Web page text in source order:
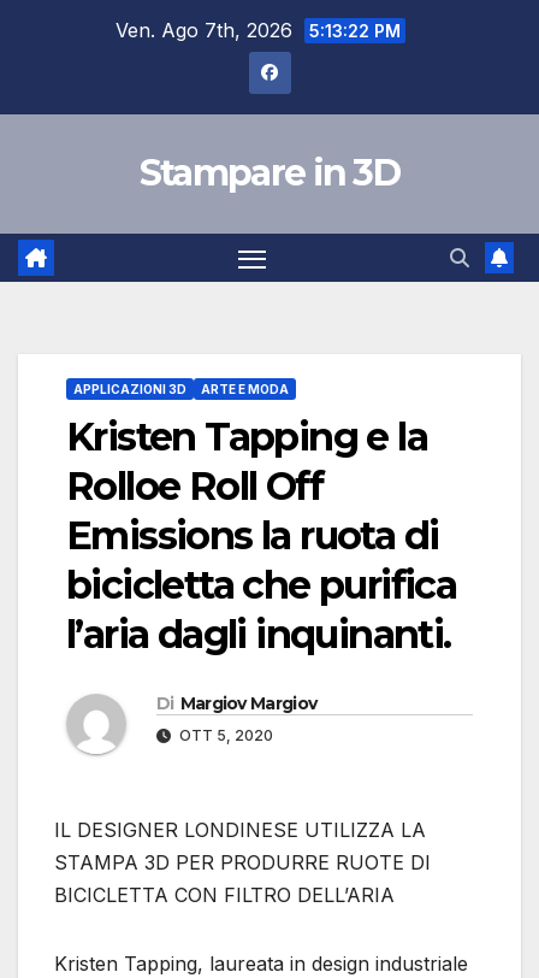
Ven. Ago 7th, 2026 5:13:23 PM
Stampare in 3D
APPLICAZIONI 3D ARTE E MODA
Kristen Tapping e la
Rolloe Roll Off
Emissions la ruota di
bicicletta che purifica
l’aria dagli inquinanti.
Di Margiov Margiov
OTT 5, 2020
IL DESIGNER LONDINESE UTILIZZA LA
STAMPA 3D PER PRODURRE RUOTE DI
BICICLETTA CON FILTRO DELL’ARIA
Kristen Tapping, laureata in design industriale